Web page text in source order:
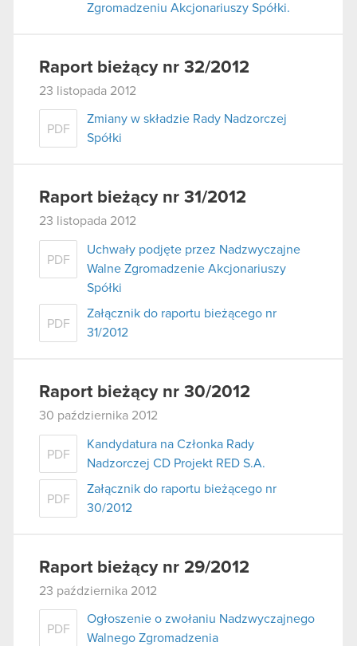
Zgromadzeniu Akcjonariuszy Spółki.
Raport bieżący nr 32/2012
23 listopada 2012
PDF
Zmiany w składzie Rady Nadzorczej
Spółki
Raport bieżący nr 31/2012
23 listopada 2012
PDF
Uchwały podjęte przez Nadzwyczajne
Walne Zgromadzenie Akcjonariuszy
Spółki
PDF
Załącznik do raportu bieżącego nr
31/2012
Raport bieżący nr 30/2012
30 października 2012
PDF
Kandydatura na Członka Rady
Nadzorczej CD Projekt RED S.A.
PDF
Załącznik do raportu bieżącego nr
30/2012
Raport bieżący nr 29/2012
23 października 2012
PDF
Ogłoszenie o zwołaniu Nadzwyczajnego
Walnego Zgromadzenia